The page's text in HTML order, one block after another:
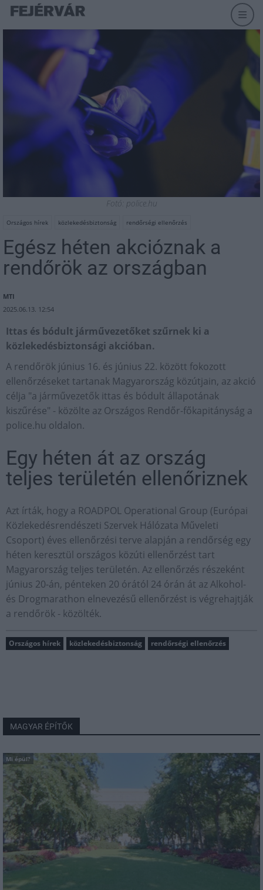
Fotó: police.hu
Országos hírek közlekedésbiztonság rendőrségi ellenőrzés
Egész héten akcióznak a
rendőrök az országban
MTI
2025.06.13. 12:54
Ittas és bódult járművezetőket szűrnek ki a
közlekedésbiztonsági akcióban.
A rendőrök június 16. és június 22. között fokozott
ellenőrzéseket tartanak Magyarország közútjain, az akció
célja "a járművezetők ittas és bódult állapotának
kiszűrése" - közölte az Országos Rendőr-főkapitányság a
police.hu oldalon.
Egy héten át az ország
teljes területén ellenőriznek
Azt írták, hogy a ROADPOL Operational Group (Európai
Közlekedésrendészeti Szervek Hálózata Műveleti
Csoport) éves ellenőrzési terve alapján a rendőrség egy
héten keresztül országos közúti ellenőrzést tart
Magyarország teljes területén. Az ellenőrzés részeként
június 20-án, pénteken 20 órától 24 órán át az Alkohol-
és Drogmarathon elnevezésű ellenőrzést is végrehajtják
a rendőrök - közölték.
Országos hírek közlekedésbiztonság rendőrségi ellenőrzés
MAGYAR ÉPÍTŐK
Mi épül?